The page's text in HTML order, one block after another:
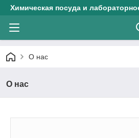
Химическая посуда и
О нас
О нас